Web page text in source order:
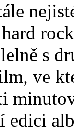
s
ve
edici